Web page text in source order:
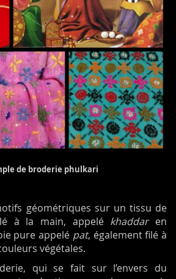
de broderie phulkari
géométriques sur un tissu de
à la main, appelé khaddaren
pure appelé pat, également filé à
végétales.
qui se fait sur l’envers du